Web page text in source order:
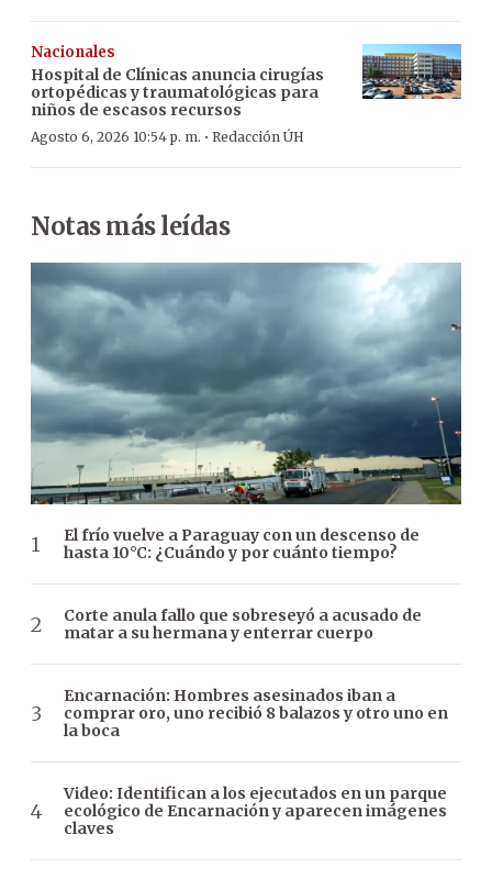
Nacionales
Hospital de Clínicas anuncia cirugías
ortopédicas y traumatológicas para
niños de escasos recursos
Agosto 6, 2026 10:54 p. m. · Redacción ÚH
Notas más leídas
El frío vuelve a Paraguay con un descenso de
hasta 10°C: ¿Cuándo y por cuánto tiempo?
Corte anula fallo que sobreseyó a acusado de
matar a su hermana y enterrar cuerpo
Encarnación: Hombres asesinados iban a
comprar oro, uno recibió 8 balazos y otro uno en
la boca
Video: Identifican a los ejecutados en un parque
ecológico de Encarnación y aparecen imágenes
claves